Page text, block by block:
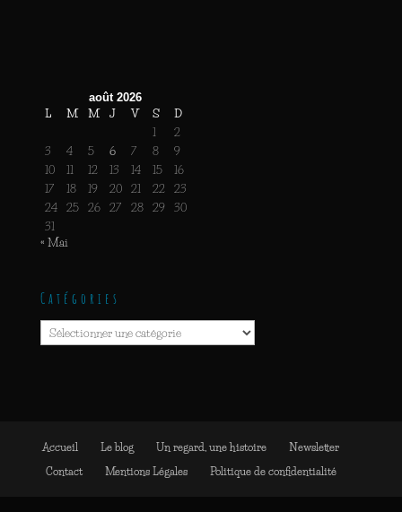
août 2026
L M M J V S
D
1
2
3
4 5 6 7 8
9
10
11 12 13 14 15
16
17
18 19 20 21 22
23
24
25 26 27 28 29
30
31
« Mai
Catégories
Catégories
Accueil Le blog Un regard, une histoire
Newsletter
Contact
Mentions Légales Politique de confidentialité